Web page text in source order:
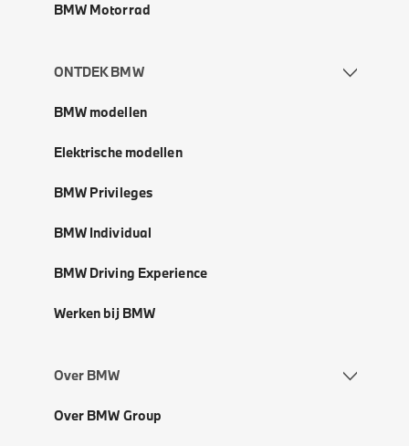
BMW Motorrad
ONTDEK BMW
BMW modellen
Elektrische modellen
BMW Privileges
BMW Individual
BMW Driving Experience
Werken bij BMW
Over BMW
Over BMW Group